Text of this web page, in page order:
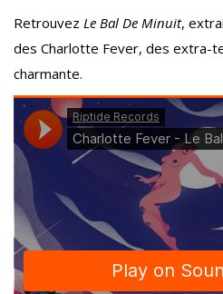
Retrouvez Le Bal De Minuit,
des Charlotte Fever, des extra-
charmante.